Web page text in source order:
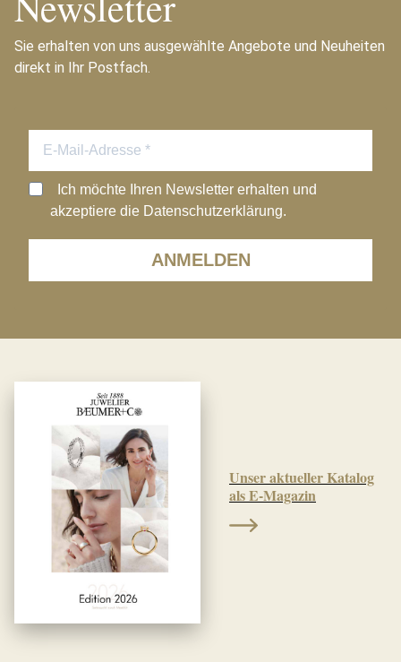
Sie erhalten von uns ausgewählte Angebote und Neuheiten
direkt in Ihr Postfach.
ANMELDEN
Ich möchte Ihren Newsletter erhalten und
akzeptiere die Datenschutzerklärung.
Unser aktueller Katalog
als E-Magazin